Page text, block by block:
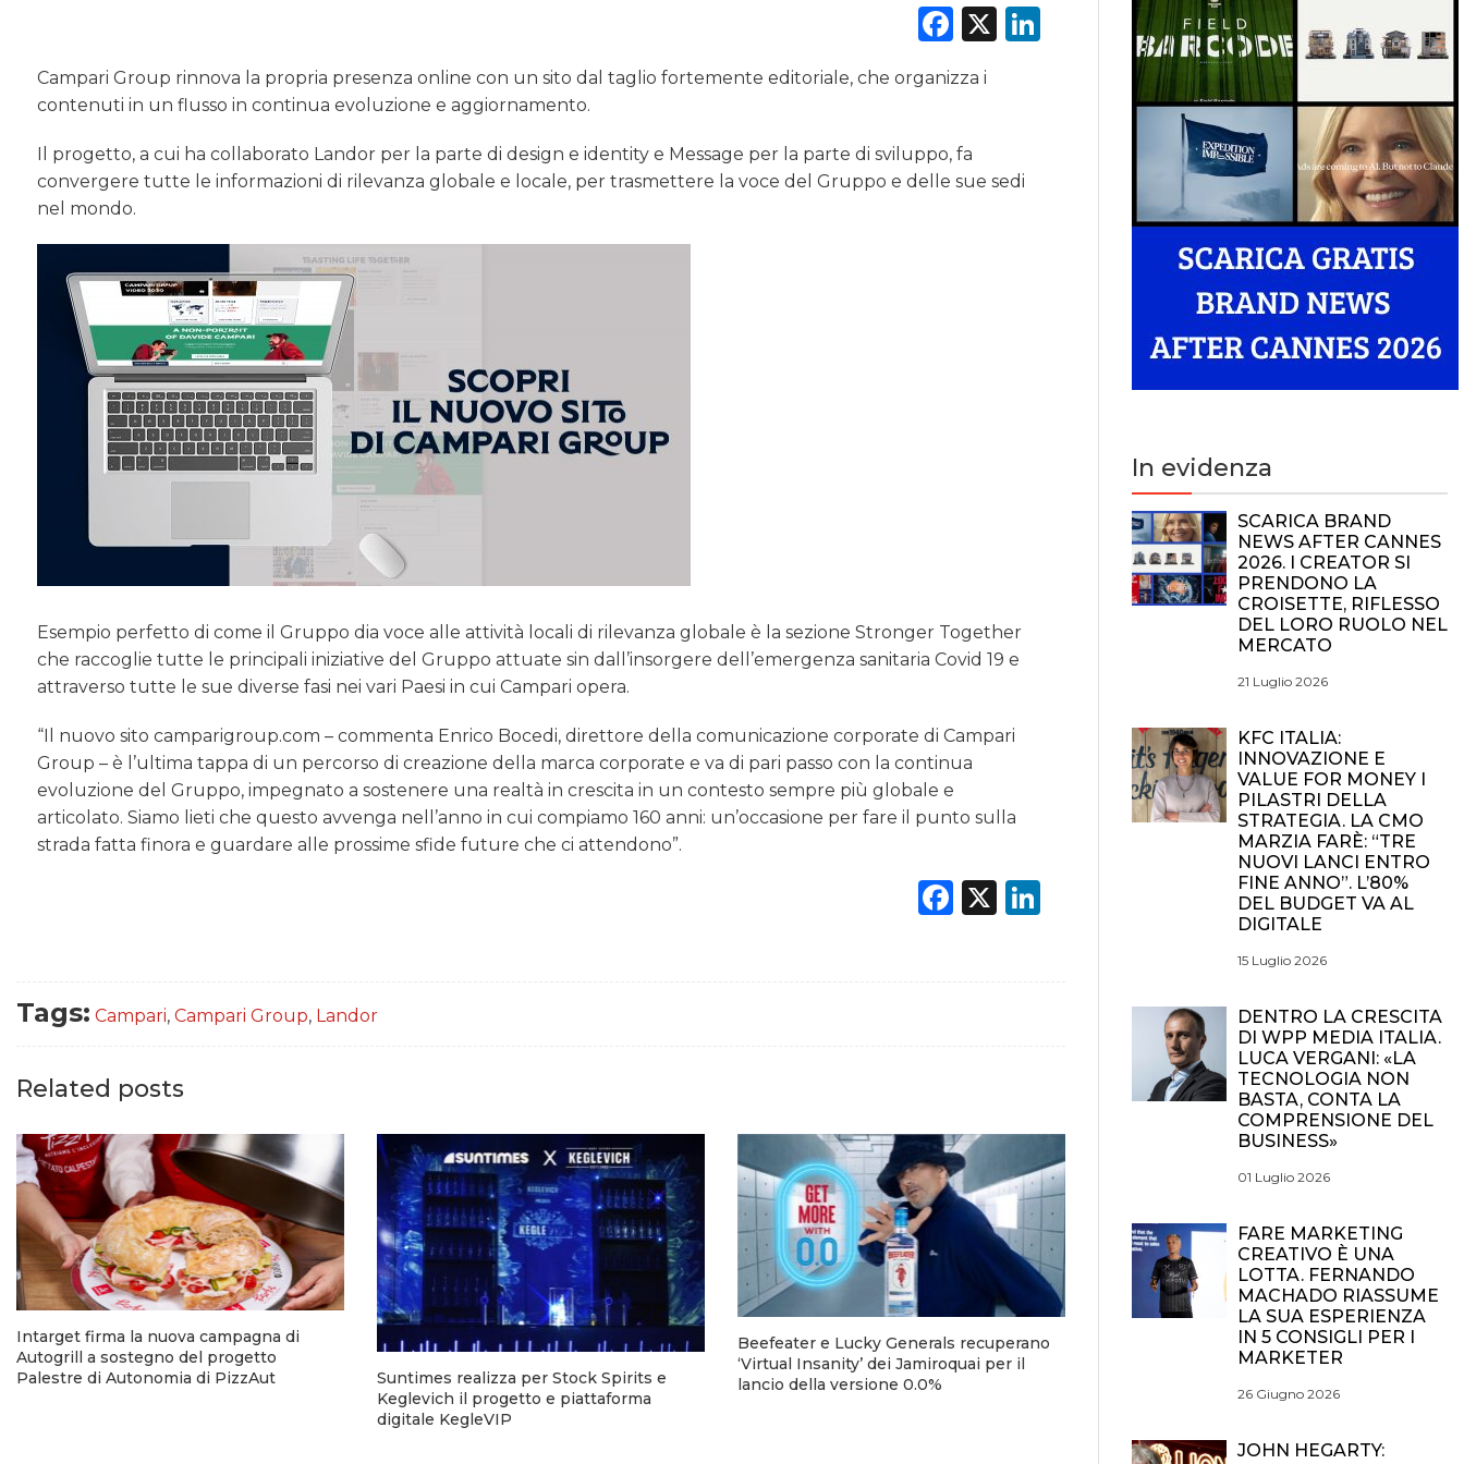
DATI
RICERCHE
OPINIONI
Facebook
X LinkedIn
Campari Group rinnova la propria presenza online con un sito dal taglio fortemente editoriale, che organizza i
contenuti in un flusso in continua evoluzione e aggiornamento.
Il progetto, a cui ha collaborato Landor per la parte di design e identity e Message per la parte di sviluppo, fa
convergere tutte le informazioni di rilevanza globale e locale, per trasmettere la voce del Gruppo e delle sue sedi
nel mondo.
Esempio perfetto di come il Gruppo dia voce alle attività locali di rilevanza globale è la sezione Stronger Together
che raccoglie tutte le principali iniziative del Gruppo attuate sin dall’insorgere dell’emergenza sanitaria Covid 19 e
attraverso tutte le sue diverse fasi nei vari Paesi in cui Campari opera.
“Il nuovo sito camparigroup.com – commenta Enrico Bocedi, direttore della comunicazione corporate di Campari
Group – è l’ultima tappa di un percorso di creazione della marca corporate e va di pari passo con la continua
evoluzione del Gruppo, impegnato a sostenere una realtà in crescita in un contesto sempre più globale e
articolato. Siamo lieti che questo avvenga nell’anno in cui compiamo 160 anni: un’occasione per fare il punto sulla
strada fatta finora e guardare alle prossime sfide future che ci attendono”.
Facebook
X LinkedIn
Tags: Campari, Campari Group, Landor
Related posts
Intarget firma la nuova campagna di
Autogrill a sostegno del progetto
Palestre di Autonomia di PizzAut
Suntimes realizza per Stock Spirits e
Keglevich il progetto e piattaforma
digitale KegleVIP
Beefeater e Lucky Generals recuperano
‘Virtual Insanity’ dei Jamiroquai per il
lancio della versione 0.0%
In evidenza
SCARICA BRAND
NEWS AFTER CANNES
2026. I CREATOR SI
PRENDONO LA
CROISETTE, RIFLESSO
DEL LORO RUOLO NEL
MERCATO
21 Luglio 2026
KFC ITALIA:
INNOVAZIONE E
VALUE FOR MONEY I
PILASTRI DELLA
STRATEGIA. LA CMO
MARZIA FARÈ: “TRE
NUOVI LANCI ENTRO
FINE ANNO”. L’80%
DEL BUDGET VA AL
DIGITALE
15 Luglio 2026
DENTRO LA CRESCITA
DI WPP MEDIA ITALIA.
LUCA VERGANI: «LA
TECNOLOGIA NON
BASTA, CONTA LA
COMPRENSIONE DEL
BUSINESS»
01 Luglio 2026
FARE MARKETING
CREATIVO È UNA
LOTTA. FERNANDO
MACHADO RIASSUME
LA SUA ESPERIENZA
IN 5 CONSIGLI PER I
MARKETER
26 Giugno 2026
JOHN HEGARTY: